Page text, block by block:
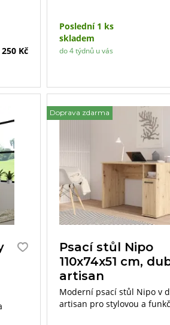
Kč
Poslední 1 ks
skladem
do 4 týdnů u vás
Doprava zdarma
Psací stůl Nipo
110x74x51 cm,
artisan
Moderní psací stůl Nipo v
artisan pro stylovou a